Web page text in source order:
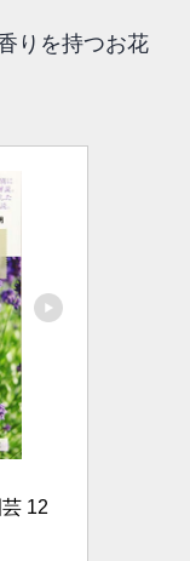
りを持つお花
12